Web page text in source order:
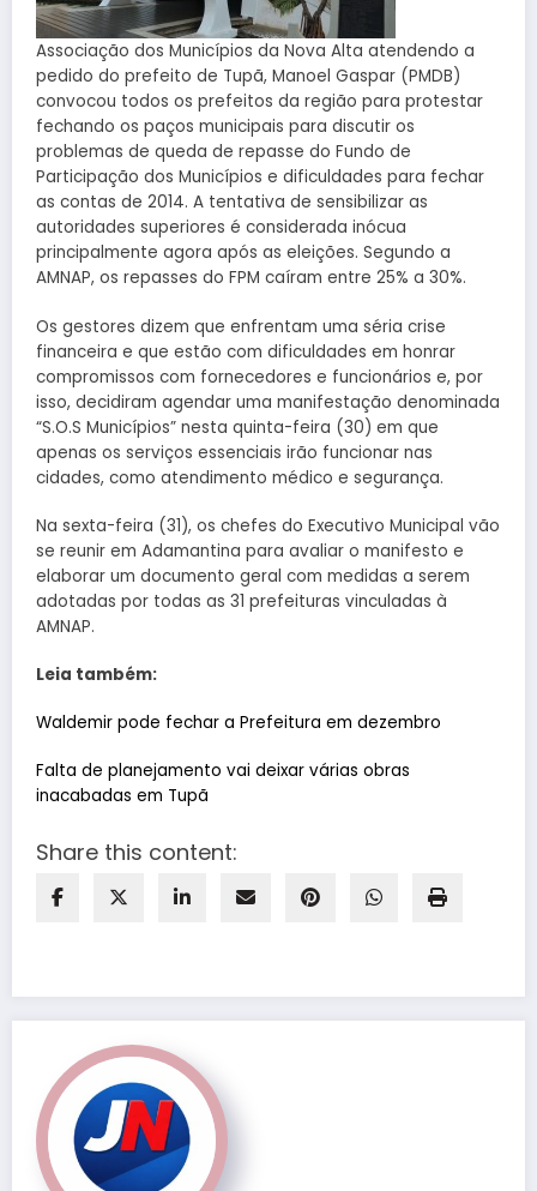
Associação dos Municípios da Nova Alta atendendo a
pedido do prefeito de Tupã, Manoel Gaspar (PMDB)
convocou todos os prefeitos da região para protestar
fechando os paços municipais para discutir os
problemas de queda de repasse do Fundo de
Participação dos Municípios e dificuldades para fechar
as contas de 2014. A tentativa de sensibilizar as
autoridades superiores é considerada inócua
principalmente agora após as eleições. Segundo a
AMNAP, os repasses do FPM caíram entre 25% a 30%.
Os gestores dizem que enfrentam uma séria crise
financeira e que estão com dificuldades em honrar
compromissos com fornecedores e funcionários e, por
isso, decidiram agendar uma manifestação denominada
“S.O.S Municípios” nesta quinta-feira (30) em que
apenas os serviços essenciais irão funcionar nas
cidades, como atendimento médico e segurança.
Na sexta-feira (31), os chefes do Executivo Municipal vão
se reunir em Adamantina para avaliar o manifesto e
elaborar um documento geral com medidas a serem
adotadas por todas as 31 prefeituras vinculadas à
AMNAP.
Leia também:
Waldemir pode fechar a Prefeitura em dezembro
Falta de planejamento vai deixar várias obras
inacabadas em Tupã
Share this content: